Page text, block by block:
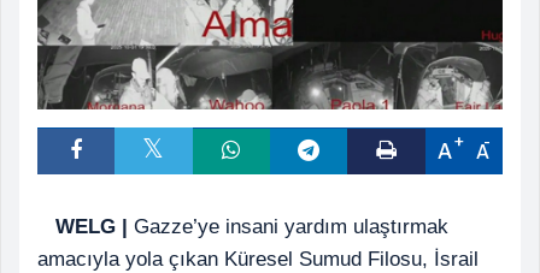
A A
WELG | Gazze’ye insani yardım ulaştırmak
amacıyla yola çıkan Küresel Sumud Filosu, İsrail